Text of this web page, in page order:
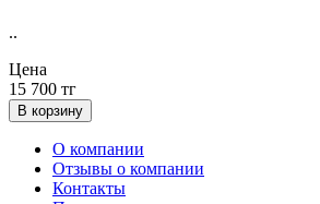
..
Цена
15 700 тг
В корзину
О компании
Отзывы о компании
Контакты